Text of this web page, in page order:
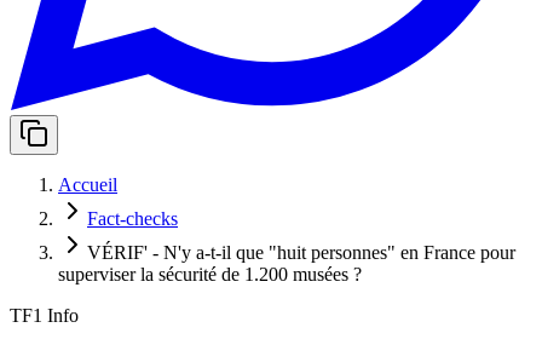
Accueil
Fact-checks
VÉRIF' - N'y a-t-il que "huit personnes" en France pour
superviser la sécurité de 1.200 musées ?
TF1 Info